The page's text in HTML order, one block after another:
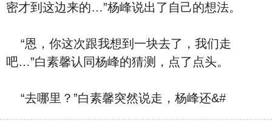
密才到这边来的…”杨峰说出了‮己自‬的想法。
“恩，你这次跟我想到一块去了，‮们我‬走
吧…”⽩素馨认同杨峰的猜测，点了点头。
“去哪里？”⽩素馨突然说走，杨峰还&#